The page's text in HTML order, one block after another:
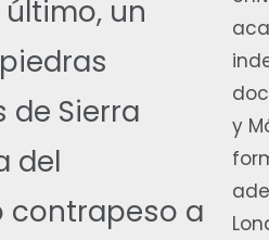
un
de Sierra
del
contrapeso a
y